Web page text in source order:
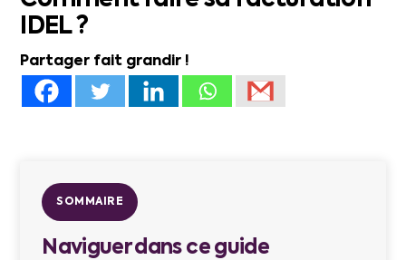
IDEL ?
Partager fait grandir !
SOMMAIRE
Naviguer dans ce guide